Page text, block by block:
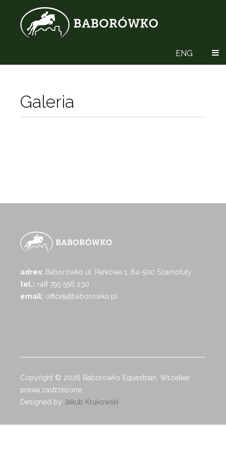
ENG
Galeria
adres: Baborówko ul. Parkowa 1, 64-500 Szamotuły
tel.: +48 795 556 230
email: office[at]baborowko.pl
Copyright © 2026 Baborówko Equestrian. Wszelkie
prawa zastrzeżone.
Designed by Jakub Krukowski